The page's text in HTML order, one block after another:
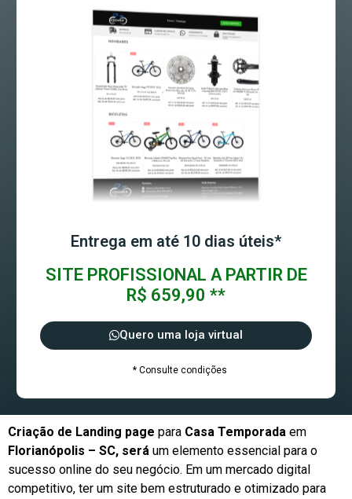
Entrega em até 10 dias úteis*
SITE PROFISSIONAL A PARTIR DE
R$ 659,90 **
Quero uma loja virtual
* Consulte condições
Criação de Landing page para Casa Temporada em
Florianópolis – SC, será um elemento essencial para o
sucesso online do seu negócio. Em um mercado digital
competitivo, ter um site bem estruturado e otimizado para